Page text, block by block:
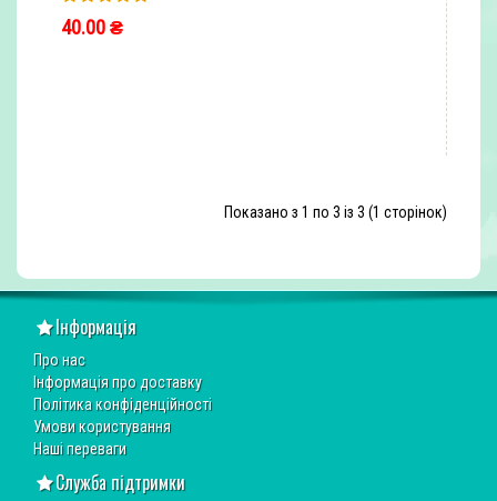
40.00 ₴
Показано з 1 по 3 із 3 (1 сторінок)
Інформація
Про нас
Інформація про доставку
Політика конфіденційності
Умови користування
Наші переваги
Служба підтримки